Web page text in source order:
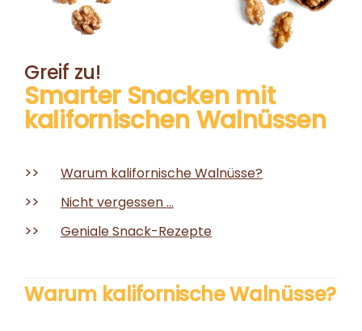
Greif zu!
Smarter Snacken mit
kalifornischenWalnüssen
Warum kalifornische Walnüsse?
Nicht vergessen ...
Geniale Snack-Rezepte
Warum kalifornische Walnüsse?